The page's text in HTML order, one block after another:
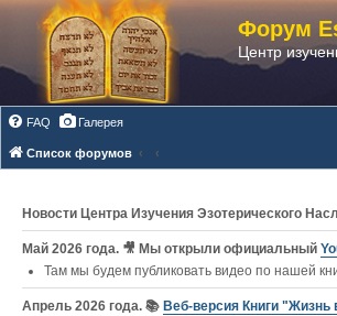
Форум
Центр
FAQ Галерея
Список форумов
Новости Центра Изучения Эзотерического
Май 2026 года. 🎥 Мы открыли официальный
Там мы будем публиковать видео по нашей
Апрель 2026 года. 📚 Веб-версия Книги "Жизнь